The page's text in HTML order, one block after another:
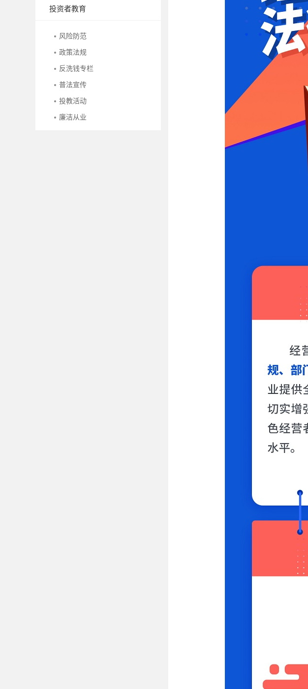
投资者教育
风险防范
政策法规
反洗钱专栏
普法宣传
投教活动
廉洁从业